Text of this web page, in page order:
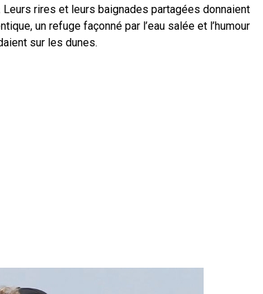
rires et leurs baignades partagées donnaient
un refuge façonné par l’eau salée et l’humour
sur les dunes.